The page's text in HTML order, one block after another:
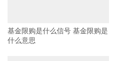
基金限购是什么信号 基金限购是
什么意思